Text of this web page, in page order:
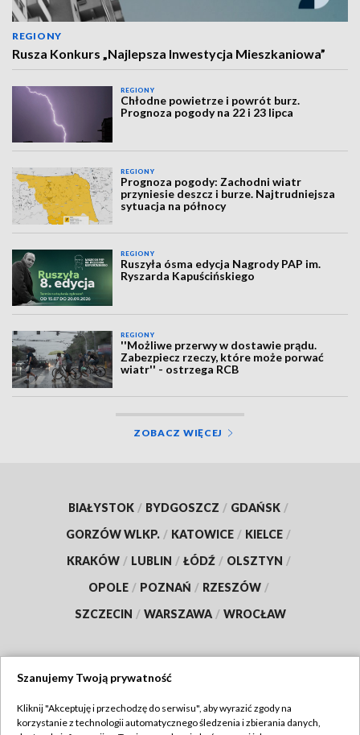
REGIONY
Rusza Konkurs „Najlepsza Inwestycja Mieszkaniowa”
REGIONY
Chłodne powietrze i powrót burz.
Prognoza pogody na 22 i 23 lipca
REGIONY
Prognoza pogody: Zachodni wiatr
przyniesie deszcz i burze. Najtrudniejsza
sytuacja na północy
REGIONY
Ruszyła ósma edycja Nagrody PAP im.
Ryszarda Kapuścińskiego
REGIONY
''Możliwe przerwy w dostawie prądu.
Zabezpiecz rzeczy, które może porwać
wiatr'' - ostrzega RCB
ZOBACZ WIĘCEJ
BIAŁYSTOK / BYDGOSZCZ / GDAŃSK /
GORZÓW WLKP. / KATOWICE / KIELCE /
KRAKÓW / LUBLIN / ŁÓDŹ / OLSZTYN /
OPOLE / POZNAŃ / RZESZÓW /
SZCZECIN / WARSZAWA / WROCŁAW
TVP
Szanujemy Twoją prywatność
Kliknij "Akceptuję i przechodzę do serwisu", aby wyrazić zgody na
korzystanie z technologii automatycznego śledzenia i zbierania danych,